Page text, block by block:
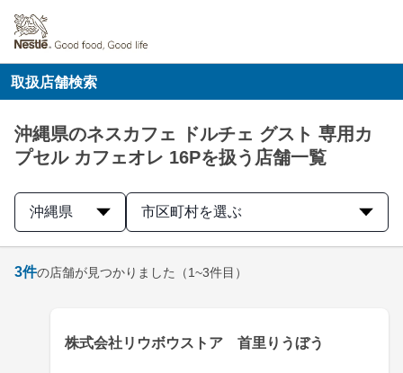
取扱店舗検索
沖縄県のネスカフェ ドルチェ グスト 専用カ
プセル カフェオレ 16Pを扱う店舗一覧
沖縄県 市区町村を選ぶ
3件の店舗が見つかりました （1~3件目）
株式会社リウボウストア 首里りうぼう